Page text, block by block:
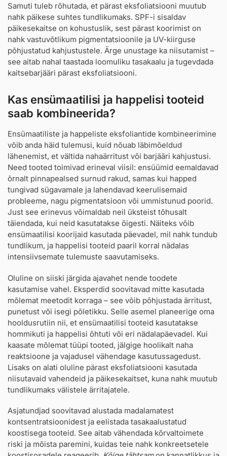
Samuti tuleb rõhutada, et pärast eksfoliatsiooni muutub
nahk päikese suhtes tundlikumaks. SPF-i sisaldav
päikesekaitse on kohustuslik, sest pärast koorimist on
nahk vastuvõtlikum pigmentatsioonile ja UV-kiirguse
põhjustatud kahjustustele. Ärge unustage ka niisutamist –
see aitab nahal taastada loomuliku tasakaalu ja tugevdada
kaitsebarjääri pärast eksfoliatsiooni.
Kas ensümaatilisi ja happelisi tooteid
saab kombineerida?
Ensümaatiliste ja happeliste eksfoliantide kombineerimine
võib anda häid tulemusi, kuid nõuab läbimõeldud
lähenemist, et vältida nahaärritust või barjääri kahjustusi.
Need tooted toimivad erineval viisil: ensüümid eemaldavad
õrnalt pinnapealsed surnud rakud, samas kui happed
tungivad sügavamale ja lahendavad keerulisemaid
probleeme, nagu pigmentatsioon või ummistunud poorid.
Just see erinevus võimaldab neil üksteist tõhusalt
täiendada, kui neid kasutatakse õigesti. Näiteks võib
ensümaatilisi koorijaid kasutada päevadel, mil nahk tundub
tundlikum, ja happelisi tooteid paaril korral nädalas
intensiivsemate tulemuste saavutamiseks.
Oluline on siiski järgida ajavahet nende toodete
kasutamise vahel. Eksperdid soovitavad mitte kasutada
mõlemat meetodit korraga – see võib põhjustada ärritust,
punetust või isegi põletikku. Selle asemel planeerige oma
hooldusrutiin nii, et ensümaatilisi tooteid kasutatakse
hommikuti ja happelisi õhtuti või eri nädalapäevadel. Kui
kaasate mõlemat tüüpi tooted, jälgige hoolikalt naha
reaktsioone ja vajadusel vähendage kasutussagedust.
Lisaks on alati oluline pärast eksfoliatsiooni kasutada
niisutavaid vahendeid ja päikesekaitset, kuna nahk muutub
tundlikumaks välistele ärritajatele.
Asjatundjad soovitavad alustada madalamatest
kontsentratsioonidest ja eelistada tasakaalustatud
koostisega tooteid. See aitab vähendada kõrvaltoimete
riski ja mõista paremini, kuidas teie nahk konkreetsetele